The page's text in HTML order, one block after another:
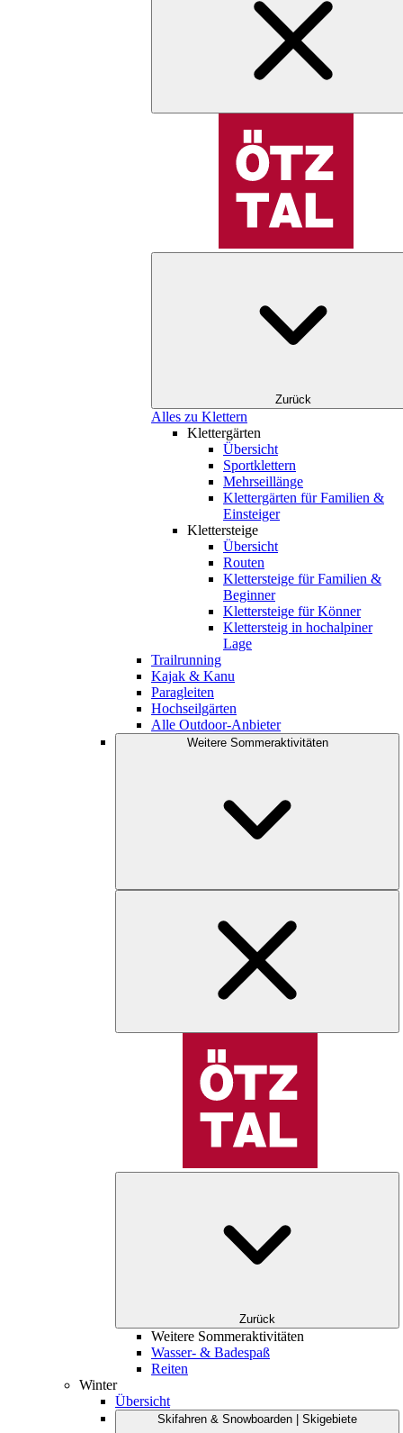
Zurück
Alles zu Klettern
Klettergärten
Übersicht
Sportklettern
Mehrseillänge
Klettergärten für Familien &
Einsteiger
Klettersteige
Übersicht
Routen
Klettersteige für Familien &
Beginner
Klettersteige für Könner
Klettersteig in hochalpiner
Lage
Trailrunning
Kajak & Kanu
Paragleiten
Hochseilgärten
Alle Outdoor-Anbieter
Weitere Sommeraktivitäten
Zurück
Weitere Sommeraktivitäten
Wasser- & Badespaß
Reiten
Winter
Übersicht
Skifahren & Snowboarden | Skigebiete